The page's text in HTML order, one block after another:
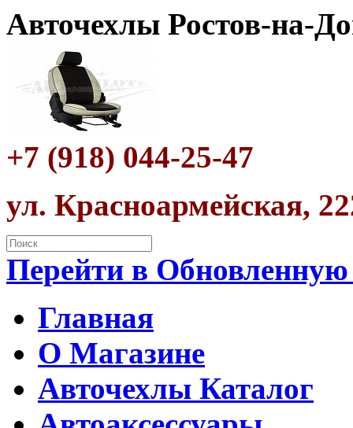
Авточехлы Ростов-на-
+7 (918) 044-25-47
ул. Красноармейская,
Перейти в
Главная
О Магазине
Авточехлы Каталог